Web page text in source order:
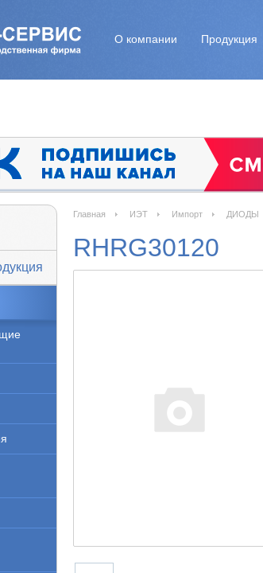
О компании Продукция
Главная ИЭТ Импорт ДИОДЫ
RHRG30120